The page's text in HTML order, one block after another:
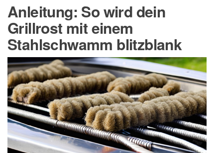
Anleitung: So wird dein
Grillrost mit einem
Stahlschwamm blitzblank